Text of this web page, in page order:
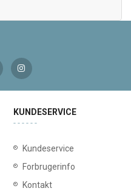
KUNDESERVICE
Kundeservice
Forbrugerinfo
Kontakt